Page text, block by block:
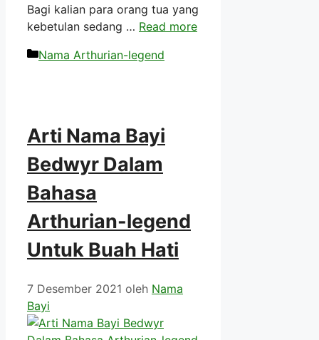
Bagi kalian para orang tua yang
kebetulan sedang … Read more
Kategori
Nama Arthurian-legend
Arti Nama Bayi
Bedwyr Dalam
Bahasa
Arthurian-legend
Untuk Buah Hati
7 Desember 2021 oleh Nama
Bayi